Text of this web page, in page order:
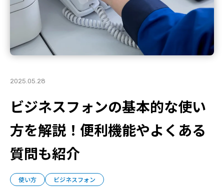
2025.05.28
ビジネスフォンの基本的な使い
方を解説！便利機能やよくある
質問も紹介
使い方 ビジネスフォン